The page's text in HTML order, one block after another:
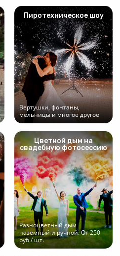
Пиротехническое шоу
Вертушки, фонтаны,
мельницы и многое другое
Цветной дым на
свадебную фотосессию
Разноцветный дым
наземный и ручной. От 250
руб / шт.